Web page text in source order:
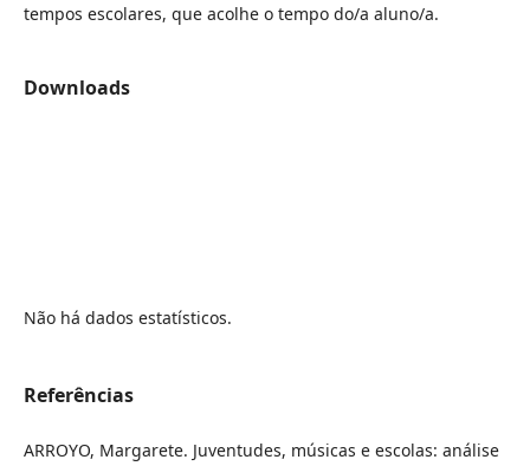
tempos escolares, que acolhe o tempo do/a aluno/a.
Downloads
Não há dados estatísticos.
Referências
ARROYO, Margarete. Juventudes, músicas e escolas: análise